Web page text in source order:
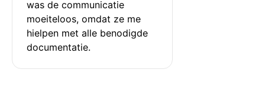
was de communicatie
moeiteloos, omdat ze me
hielpen met alle benodigde
documentatie.